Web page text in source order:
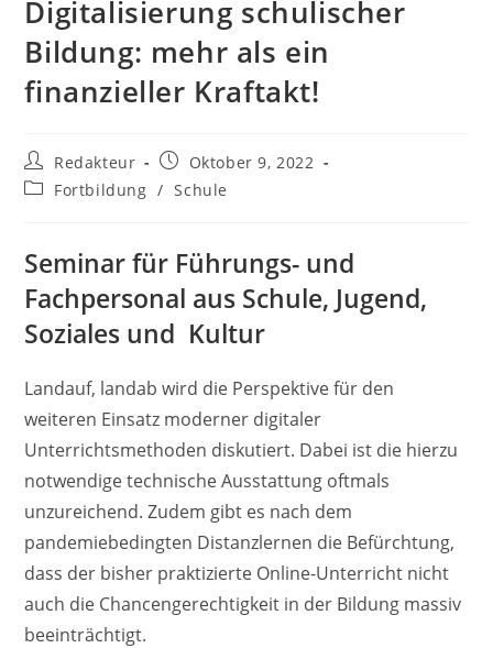
Digitalisierung schulischer
Bildung: mehr als ein
finanzieller Kraftakt!
Beitrags-
Autor:
Redakteur
Beitrag
veröffentlicht:
Oktober 9, 2022
Beitrags-
Fortbildung / Schule
Seminar für Führungs- und
Fachpersonal aus Schule, Jugend,
Soziales und Kultur
Landauf, landab wird die Perspektive für den
weiteren Einsatz moderner digitaler
Unterrichtsmethoden diskutiert. Dabei ist die hierzu
notwendige technische Ausstattung oftmals
unzureichend. Zudem gibt es nach dem
pandemiebedingten Distanzlernen die Befürchtung,
dass der bisher praktizierte Online-Unterricht nicht
auch die Chancengerechtigkeit in der Bildung massiv
beeinträchtigt.